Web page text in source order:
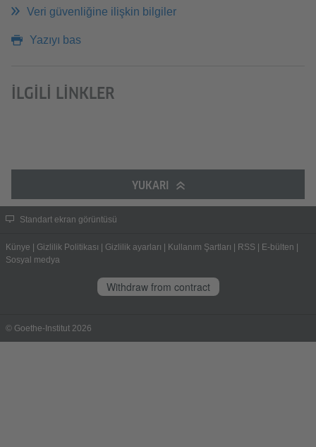
Veri güvenliğine ilişkin bilgiler
Yazıyı bas
İLGILI LINKLER
YUKARI
Standart ekran görüntüsü
Künye Gizlilik Politikası Gizlilik ayarları Kullanım Şartları RSS E-bülten
Sosyal medya
Withdraw from contract
© Goethe-Institut 2026